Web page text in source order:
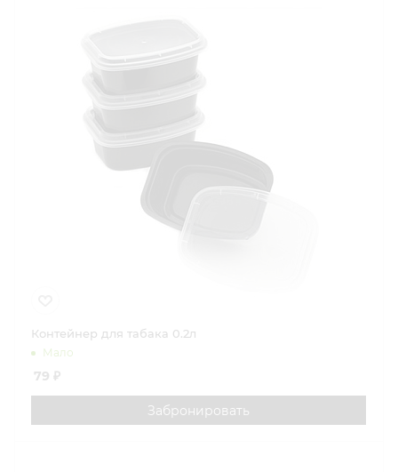
Контейнер для табака 0.2л
Мало
79 ₽
Забронировать